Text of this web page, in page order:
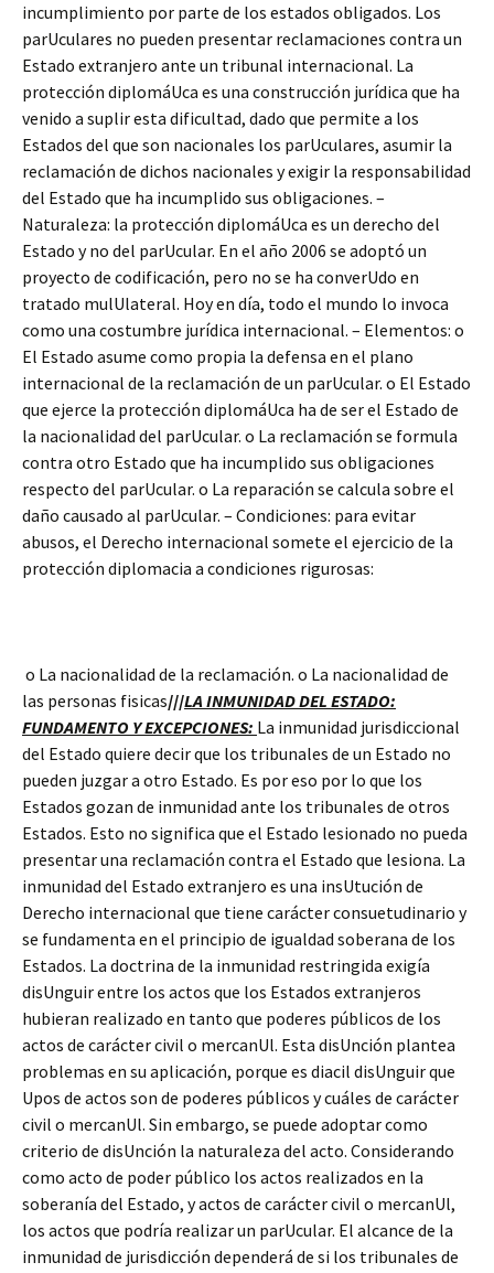
incumplimiento por parte de los estados obligados. Los
parUculares no pueden presentar reclamaciones contra un
Estado extranjero ante un tribunal internacional. La
protección diplomáUca es una construcción jurídica que ha
venido a suplir esta dificultad, dado que permite a los
Estados del que son nacionales los parUculares, asumir la
reclamación de dichos nacionales y exigir la responsabilidad
del Estado que ha incumplido sus obligaciones. –
Naturaleza: la protección diplomáUca es un derecho del
Estado y no del parUcular. En el año 2006 se adoptó un
proyecto de codificación, pero no se ha converUdo en
tratado mulUlateral. Hoy en día, todo el mundo lo invoca
como una costumbre jurídica internacional. – Elementos: o
El Estado asume como propia la defensa en el plano
internacional de la reclamación de un parUcular. o El Estado
que ejerce la protección diplomáUca ha de ser el Estado de
la nacionalidad del parUcular. o La reclamación se formula
contra otro Estado que ha incumplido sus obligaciones
respecto del parUcular. o La reparación se calcula sobre el
daño causado al parUcular. – Condiciones: para evitar
abusos, el Derecho internacional somete el ejercicio de la
protección diplomacia a condiciones rigurosas:
o La nacionalidad de la reclamación. o La nacionalidad de
las personas fisicas///LA INMUNIDAD DEL ESTADO:
FUNDAMENTO Y EXCEPCIONES: La inmunidad jurisdiccional
del Estado quiere decir que los tribunales de un Estado no
pueden juzgar a otro Estado. Es por eso por lo que los
Estados gozan de inmunidad ante los tribunales de otros
Estados. Esto no significa que el Estado lesionado no pueda
presentar una reclamación contra el Estado que lesiona. La
inmunidad del Estado extranjero es una insUtución de
Derecho internacional que tiene carácter consuetudinario y
se fundamenta en el principio de igualdad soberana de los
Estados. La doctrina de la inmunidad restringida exigía
disUnguir entre los actos que los Estados extranjeros
hubieran realizado en tanto que poderes públicos de los
actos de carácter civil o mercanUl. Esta disUnción plantea
problemas en su aplicación, porque es diacil disUnguir que
Upos de actos son de poderes públicos y cuáles de carácter
civil o mercanUl. Sin embargo, se puede adoptar como
criterio de disUnción la naturaleza del acto. Considerando
como acto de poder público los actos realizados en la
soberanía del Estado, y actos de carácter civil o mercanUl,
los actos que podría realizar un parUcular. El alcance de la
inmunidad de jurisdicción dependerá de si los tribunales de